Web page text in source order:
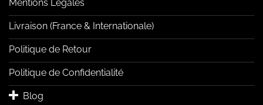
Mentions Légales
Livraison (France & Internationale)
Politique de Retour
Politique de Confidentialité
Blog